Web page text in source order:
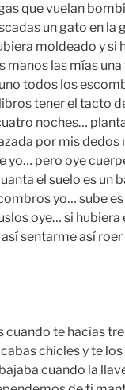
que vuelan
un gato en la
moldeado y si
manos las mías
todos los
tener el tacto
noches…
por mis
pero oye
el suelo es un
yo… sube
oye… si
sentarme así
te hacías
chicles y te
cuando la